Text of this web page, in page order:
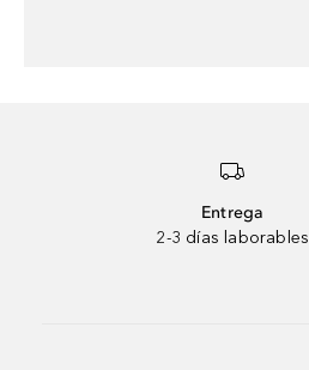
Entrega
2-3 días laborables